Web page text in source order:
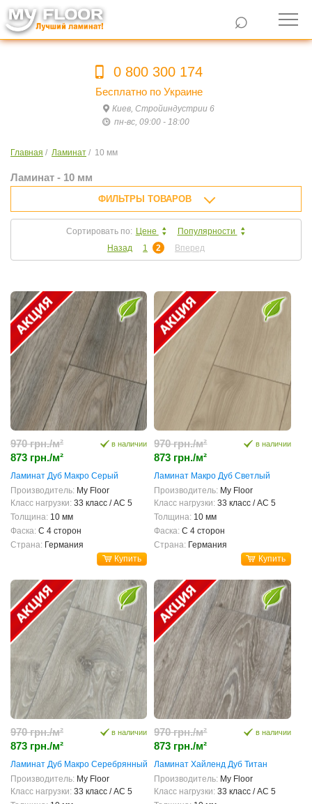
⌕
0 800 300 174
Бесплатно по Украине
Киев, Стройиндустрии 6
пн-вс, 09:00 - 18:00
Главная / Ламинат / 10 мм
Ламинат - 10 мм
ФИЛЬТРЫ ТОВАРОВ
Сортировать по: Цене
Популярности
Назад
1 2 Вперед
970 грн./м²
873 грн./м²
в наличии
Ламинат Дуб Макро Серый
Производитель: My Floor
Класс нагрузки: 33 класс / AC 5
Толщина: 10 мм
Фаска: С 4 сторон
Страна: Германия
Купить
970 грн./м²
873 грн./м²
в наличии
Ламинат Макро Дуб Светлый
Производитель: My Floor
Класс нагрузки: 33 класс / AC 5
Толщина: 10 мм
Фаска: С 4 сторон
Страна: Германия
Купить
970 грн./м²
873 грн./м²
в наличии
Ламинат Дуб Макро Серебрянный
Производитель: My Floor
Класс нагрузки: 33 класс / AC 5
970 грн./м²
873 грн./м²
в наличии
Ламинат Хайленд Дуб Титан
Производитель: My Floor
Класс нагрузки: 33 класс / AC 5